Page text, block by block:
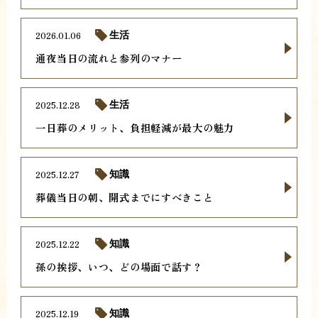
通夜当日の流れと参列のマナー
2026.01.06 生活
一日葬のメリット、負担軽減が最大の魅力
2025.12.28 生活
葬儀当日の朝、開式までにすべきこと
2025.12.27 知識
孫の挨拶、いつ、どの場面で話す？
2025.12.22 知識
2025.12.19 知識